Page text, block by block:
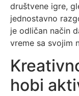
društvene igre,
jednostavno
je odličan način
vreme sa svojim
hobi